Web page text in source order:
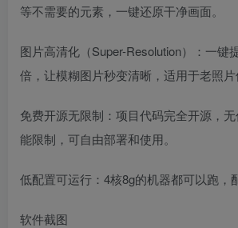
等不需要的元素，一键还原干净画面。
图片高清化（Super-Resolution）：一键
倍，让模糊图片秒变清晰，适用于老照片
免费开源无限制：项目代码完全开源，
能限制，可自由部署和使用。
低配置可运行：4核8g的机器都可以跑，
软件截图